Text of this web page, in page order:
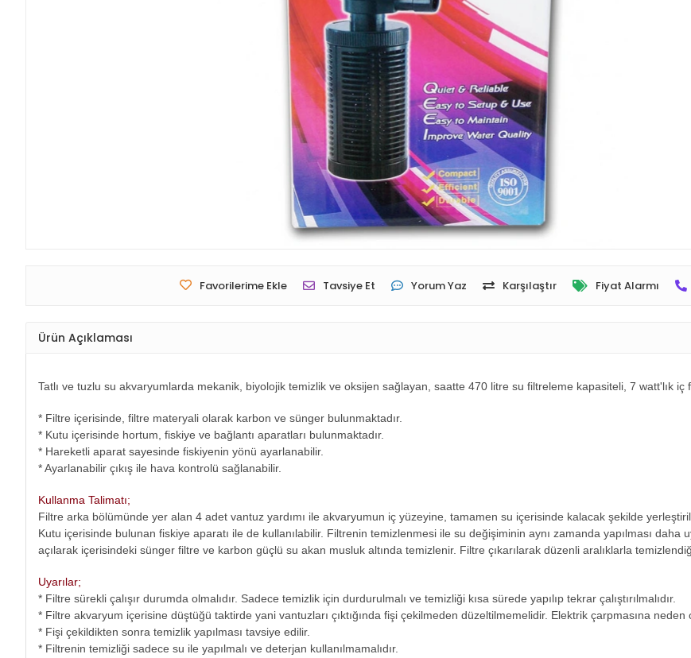
Favorilerime Ekle Tavsiye Et Yorum Yaz Karşılaştır Fiyat Alarmı
Ürün Açıklaması
Tatlı ve tuzlu su akvaryumlarda mekanik, biyolojik temizlik ve oksijen sağlayan, saatte 470 litre su filtreleme kapasiteli, 7 watt'lık iç
* Filtre içerisinde, filtre materyali olarak karbon ve sünger bulunmaktadır.
* Kutu içerisinde hortum, fiskiye ve bağlantı aparatları bulunmaktadır.
* Hareketli aparat sayesinde fiskiyenin yönü ayarlanabilir.
* Ayarlanabilir çıkış ile hava kontrolü sağlanabilir.
Kullanma Talimatı;
Filtre arka bölümünde yer alan 4 adet vantuz yardımı ile akvaryumun iç yüzeyine, tamamen su içerisinde kalacak şekilde
Kutu içerisinde bulunan fiskiye aparatı ile de kullanılabilir. Filtrenin temizlenmesi ile su değişiminin aynı zamanda yapılması daha
açılarak içerisindeki sünger filtre ve karbon güçlü su akan musluk altında temizlenir. Filtre çıkarılarak düzenli aralıklarla
Uyarılar;
* Filtre sürekli çalışır durumda olmalıdır. Sadece temizlik için durdurulmalı ve temizliği kısa sürede yapılıp tekrar çalıştırılmalıdır.
* Filtre akvaryum içerisine düştüğü taktirde yani vantuzları çıktığında fişi çekilmeden düzeltilmemelidir. Elektrik çarpmasına neden
* Fişi çekildikten sonra temizlik yapılması tavsiye edilir.
* Filtrenin temizliği sadece su ile yapılmalı ve deterjan kullanılmamalıdır.